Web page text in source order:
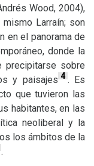
Wood, 2004),
Larraín; son
en el panorama de
donde la
sobre
y paisajes 4 . Es
que tuvieron las
habitantes, en las
neoliberal y la
los ámbitos de la
.